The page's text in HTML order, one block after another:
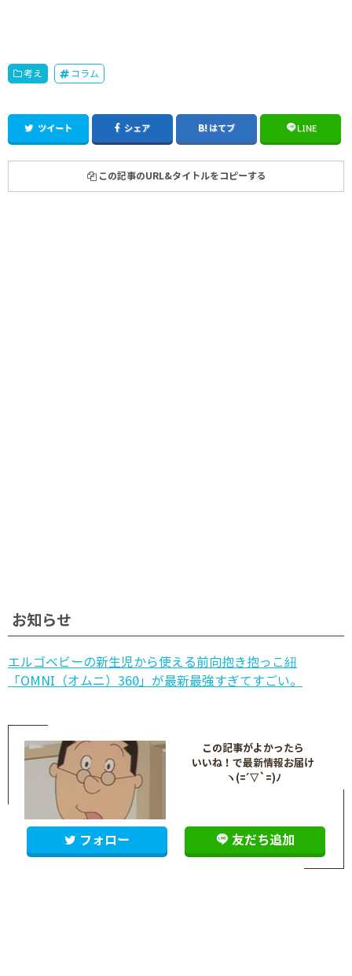
考え コラム
ツイート シェア はてブ LINE
この記事のURL&タイトルをコピーする
お知らせ
エルゴベビーの新生児から使える前向抱き抱っこ紐
「OMNI（オムニ）360」が最新最強すぎてすごい。
この記事がよかったら
いいね！で最新情報お届け
ヽ(=´▽`=)ﾉ
フォロー 友だち追加